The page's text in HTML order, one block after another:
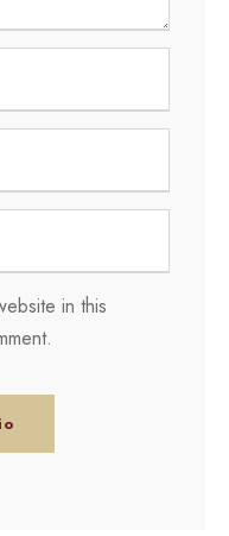
in this